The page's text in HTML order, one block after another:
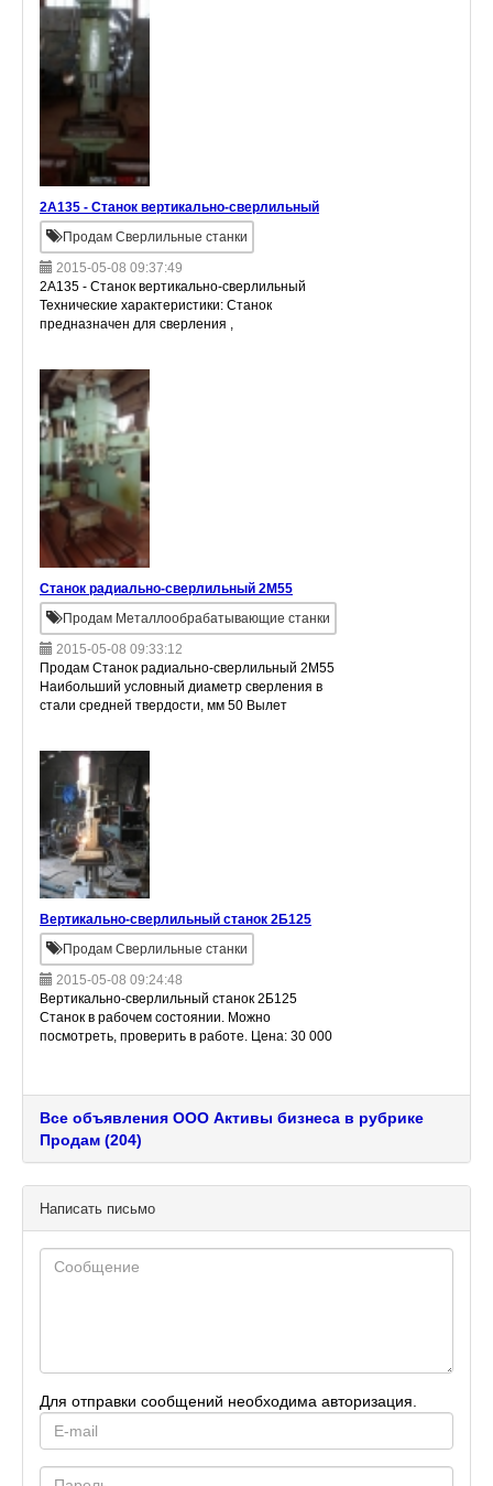
2А135 - Станок вертикально-сверлильный
Продам Сверлильные станки
2015-05-08 09:37:49
2А135 - Станок вертикально-сверлильный
Технические характеристики: Станок
предназначен для сверления ,
нарезания резьбы метчиками
Станок радиально-сверлильный 2М55
Продам Металлообрабатывающие станки
2015-05-08 09:33:12
Продам Станок радиально-сверлильный 2М55
Наибольший условный диаметр сверления в
стали средней твердости, мм 50 Вылет
Вертикально-сверлильный станок 2Б125
Продам Сверлильные станки
2015-05-08 09:24:48
Вертикально-сверлильный станок 2Б125
Станок в рабочем состоянии. Можно
посмотреть, проверить в работе. Цена: 30 000
Все объявления ООО Активы бизнеса в рубрике
Продам (204)
Написать письмо
Для отправки сообщений необходима авторизация.
mail
Password